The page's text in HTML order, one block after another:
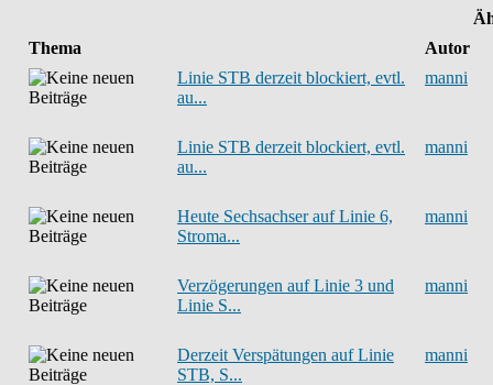
Thema
Autor
Linie STB derzeit blockiert, evtl.
au...
manni
Linie STB derzeit blockiert, evtl.
au...
manni
Heute Sechsachser auf Linie 6,
Stroma...
manni
Verzögerungen auf Linie 3 und
Linie S...
manni
Derzeit Verspätungen auf Linie
STB, S...
manni